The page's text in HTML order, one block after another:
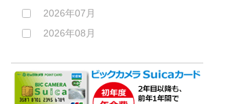
Mcdodo｜マクドド
MeteorA｜メテオラ
MSソリューションズ｜MS
Solutions
2026年07月
2026年08月